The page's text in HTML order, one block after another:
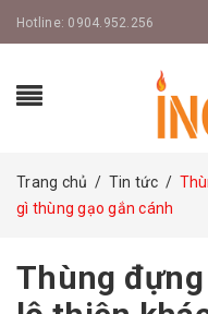
Hotline: 0904.952.256
Trang chủ / Tin tức /
gì thùng gạo gắn cánh
Thùng